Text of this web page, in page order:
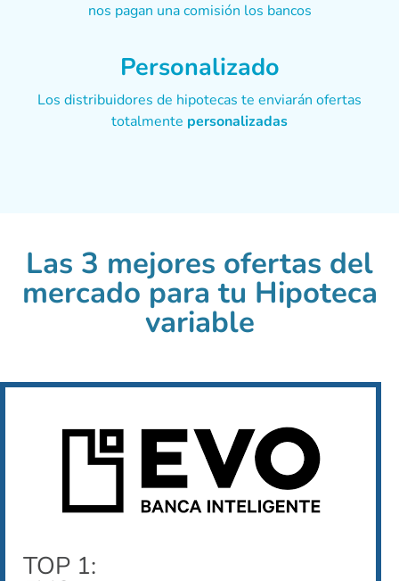
nos pagan una comisión los bancos
Personalizado
Los distribuidores de hipotecas te enviarán ofertas
totalmente personalizadas
Las 3 mejores ofertas del
mercado para tu Hipoteca
variable
TOP 1: